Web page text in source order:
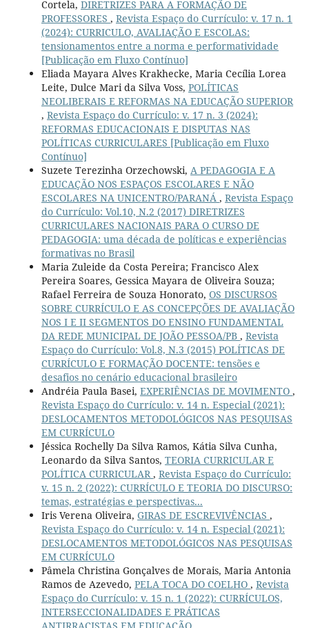
Cortela, DIRETRIZES PARA A FORMAÇÃO DE
PROFESSORES , Revista Espaço do Currículo: v. 17 n. 1
(2024): CURRICULO, AVALIAÇÃO E ESCOLAS:
tensionamentos entre a norma e performatividade
[Publicação em Fluxo Contínuo]
Eliada Mayara Alves Krakhecke, Maria Cecília Lorea
Leite, Dulce Mari da Silva Voss, POLÍTICAS
NEOLIBERAIS E REFORMAS NA EDUCAÇÃO SUPERIOR
, Revista Espaço do Currículo: v. 17 n. 3 (2024):
REFORMAS EDUCACIONAIS E DISPUTAS NAS
POLÍTICAS CURRICULARES [Publicação em Fluxo
Contínuo]
Suzete Terezinha Orzechowski, A PEDAGOGIA E A
EDUCAÇÃO NOS ESPAÇOS ESCOLARES E NÃO
ESCOLARES NA UNICENTRO/PARANÁ , Revista Espaço
do Currículo: Vol.10, N.2 (2017) DIRETRIZES
CURRICULARES NACIONAIS PARA O CURSO DE
PEDAGOGIA: uma década de políticas e experiências
formativas no Brasil
Maria Zuleide da Costa Pereira; Francisco Alex
Pereira Soares, Gessica Mayara de Oliveira Souza;
Rafael Ferreira de Souza Honorato, OS DISCURSOS
SOBRE CURRÍCULO E AS CONCEPÇÕES DE AVALIAÇÃO
NOS I E II SEGMENTOS DO ENSINO FUNDAMENTAL
DA REDE MUNICIPAL DE JOÃO PESSOA/PB , Revista
Espaço do Currículo: Vol.8, N.3 (2015) POLÍTICAS DE
CURRÍCULO E FORMAÇÃO DOCENTE: tensões e
desafios no cenário educacional brasileiro
Andréia Paula Basei, EXPERIÊNCIAS DE MOVIMENTO ,
Revista Espaço do Currículo: v. 14 n. Especial (2021):
DESLOCAMENTOS METODOLÓGICOS NAS PESQUISAS
EM CURRÍCULO
Jéssica Rochelly Da Silva Ramos, Kátia Silva Cunha,
Leonardo da Silva Santos, TEORIA CURRICULAR E
POLÍTICA CURRICULAR, Revista Espaço do Currículo:
v. 15 n. 2 (2022): CURRÍCULO E TEORIA DO DISCURSO:
temas, estratégias e perspectivas...
Iris Verena Oliveira, GIRAS DE ESCREVIVÊNCIAS ,
Revista Espaço do Currículo: v. 14 n. Especial (2021):
DESLOCAMENTOS METODOLÓGICOS NAS PESQUISAS
EM CURRÍCULO
Pâmela Christina Gonçalves de Morais, Maria Antonia
Ramos de Azevedo, PELA TOCA DO COELHO , Revista
Espaço do Currículo: v. 15 n. 1 (2022): CURRÍCULOS,
INTERSECCIONALIDADES E PRÁTICAS